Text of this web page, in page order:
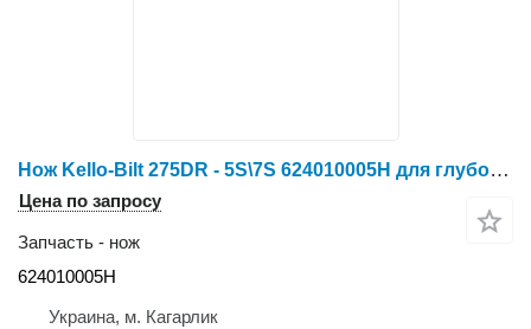
Нож Kello-Bilt 275DR - 5S\7S 624010005H для глубокорыхлителя Kello-Bilt 275DR - 5S\7S
Цена по запросу
Запчасть - нож
624010005H
Украина, м. Кагарлик